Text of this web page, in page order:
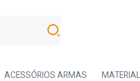
ACESSÓRIOS ARMAS